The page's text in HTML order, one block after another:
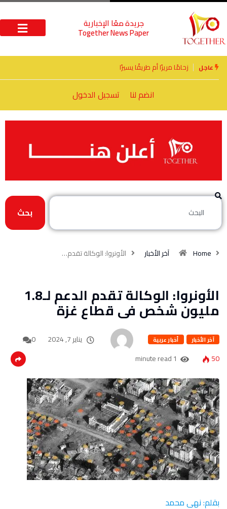
جريدة معًا الإخبارية
Together News Paper
عاجل الأخوة الأعداء وحتمًا لابد من لقاء
انضم لنا تسجيل الدخول
بحث
Home آخر الأخبار الأونروا: الوكالة تقدم…
الأونروا: الوكالة تقدم الدعم لـ1.8
مليون شخص فى قطاع غزة
آخر الأخبار أخبار عربية يناير 7, 2024
0
50
1 minute read
بقلم: نهى محمد